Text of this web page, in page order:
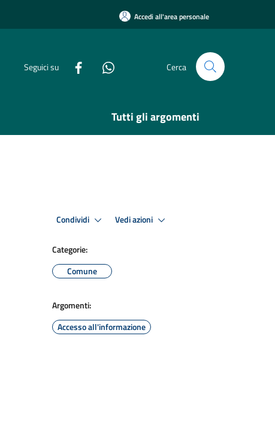
Accedi all'area personale
Seguici su Cerca
Tutti gli argomenti
Condividi Vedi azioni
Categorie:
Comune
Argomenti:
Accesso all'informazione